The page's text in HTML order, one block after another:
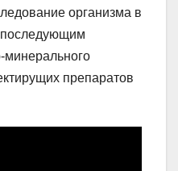
организма в
последующим
минерального
препаратов